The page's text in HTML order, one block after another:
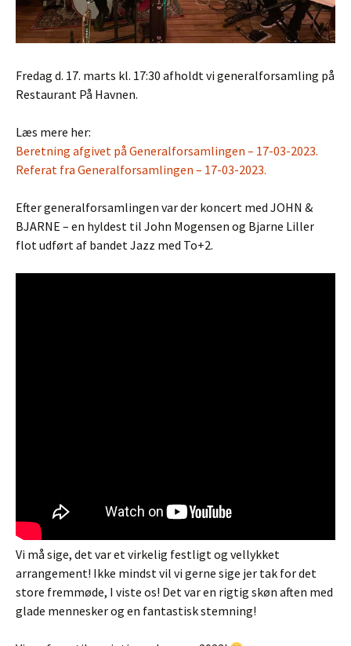
Fredag d. 17. marts kl. 17:30 afholdt vi generalforsamling på
Restaurant På Havnen.
Læs mere her:
Beretning afgivet på Generalforsamlingen – 17-03-2023.
Referat fra Generalforsamlingen – 17-03-2023.
Efter generalforsamlingen var der koncert med JOHN &
BJARNE – en hyldest til John Mogensen og Bjarne Liller
flot udført af bandet Jazz med To+2.
Vi må sige, det var et virkelig festligt og vellykket
arrangement! Ikke mindst vil vi gerne sige jer tak for det
store fremmøde, I viste os! Det var en rigtig skøn aften med
glade mennesker og en fantastisk stemning!